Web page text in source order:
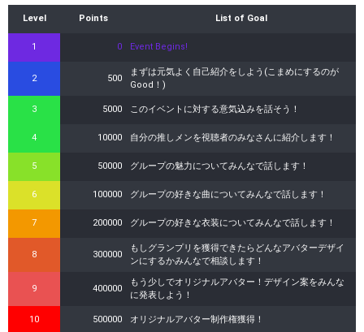
Level Points List of Goal
1 0 Event Begins!
2 500
まずは元気よく自己紹介をしよう(こまめにするのが
Good！)
3 5000 このイベントに対する意気込みを話そう！
4 10000 自分の推しメンを視聴者のみなさんに紹介します！
5 50000 グループの魅力についてみんなで話します！
6 100000 グループの好きな曲についてみんなで話します！
7 200000 グループの好きな衣装についてみんなで話します！
8 300000
もしグランプリを獲得できたらどんなアバターデザイ
ンにするかみんなで相談します！
9 400000
もう少しでオリジナルアバター！デザイン案をみんな
に発表しよう！
10 500000 オリジナルアバター制作権獲得！